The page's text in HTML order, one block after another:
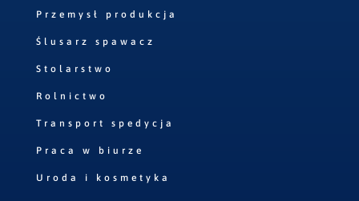
Przemysł produkcja
Ślusarz spawacz
Stolarstwo
Rolnictwo
Transport spedycja
Praca w biurze
Uroda i kosmetyka